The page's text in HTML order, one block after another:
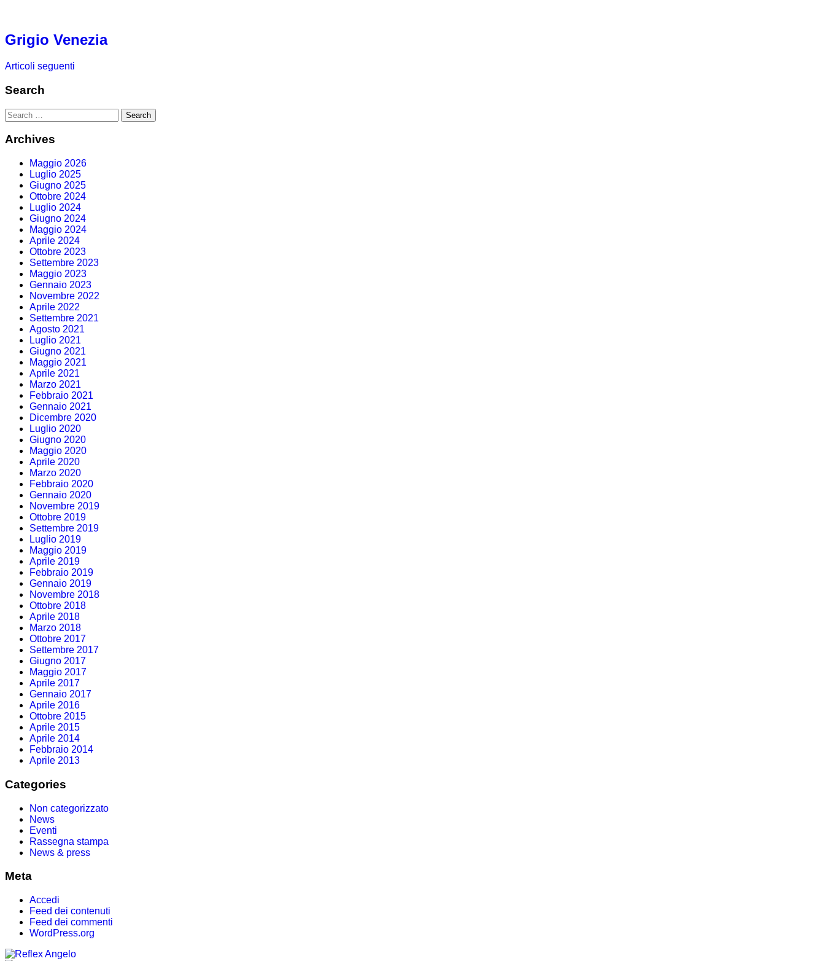
Grigio Venezia
Navigazione
articoli
Articoli seguenti
Search
Archives
Maggio 2026
Luglio 2025
Giugno 2025
Ottobre 2024
Luglio 2024
Giugno 2024
Maggio 2024
Aprile 2024
Ottobre 2023
Settembre 2023
Maggio 2023
Gennaio 2023
Novembre 2022
Aprile 2022
Settembre 2021
Agosto 2021
Luglio 2021
Giugno 2021
Maggio 2021
Aprile 2021
Marzo 2021
Febbraio 2021
Gennaio 2021
Dicembre 2020
Luglio 2020
Giugno 2020
Maggio 2020
Aprile 2020
Marzo 2020
Febbraio 2020
Gennaio 2020
Novembre 2019
Ottobre 2019
Settembre 2019
Luglio 2019
Maggio 2019
Aprile 2019
Febbraio 2019
Gennaio 2019
Novembre 2018
Ottobre 2018
Aprile 2018
Marzo 2018
Ottobre 2017
Settembre 2017
Giugno 2017
Maggio 2017
Aprile 2017
Gennaio 2017
Aprile 2016
Ottobre 2015
Aprile 2015
Aprile 2014
Febbraio 2014
Aprile 2013
Categories
Non categorizzato
News
Eventi
Rassegna stampa
News & press
Meta
Accedi
Feed dei contenuti
Feed dei commenti
WordPress.org